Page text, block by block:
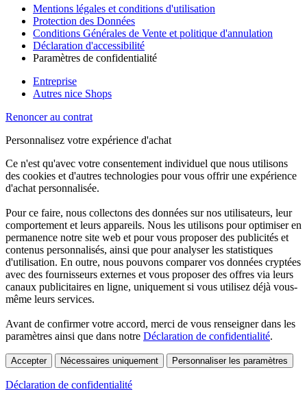
Mentions légales et conditions d'utilisation
Protection des Données
Conditions Générales de Vente et politique d'annulation
Déclaration d'accessibilité
Paramètres de confidentialité
Entreprise
Autres nice Shops
Renoncer au contrat
Personnalisez votre expérience d'achat
Ce n'est qu'avec votre consentement individuel que nous utilisons
des cookies et d'autres technologies pour vous offrir une expérience
d'achat personnalisée.
Pour ce faire, nous collectons des données sur nos utilisateurs, leur
comportement et leurs appareils. Nous les utilisons pour optimiser en
permanence notre site web et pour vous proposer des publicités et
contenus personnalisés, ainsi que pour analyser les statistiques
d'utilisation. En outre, nous pouvons comparer vos données cryptées
avec des fournisseurs externes et vous proposer des offres via leurs
canaux publicitaires en ligne, uniquement si vous utilisez déjà vous-
même leurs services.
Avant de confirmer votre accord, merci de vous renseigner dans les
paramètres ainsi que dans notre Déclaration de confidentialité.
Accepter Nécessaires uniquement Personnaliser les paramètres
Déclaration de confidentialité